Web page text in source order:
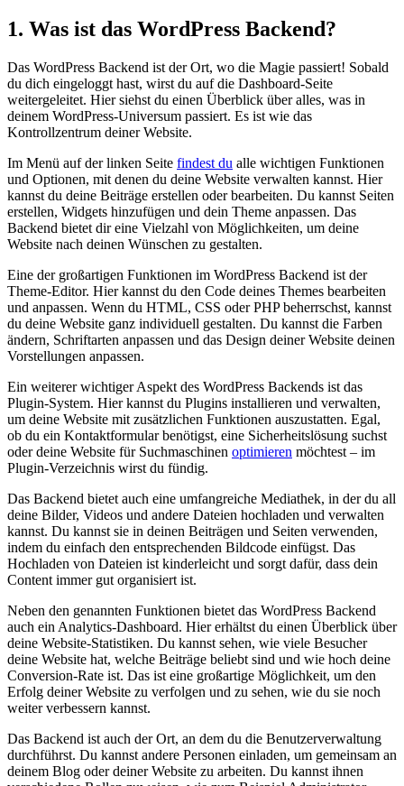
1. Was ist das WordPress Backend?
Das WordPress Backend ist der Ort, wo die Magie passiert! Sobald
du dich eingeloggt hast, wirst du auf die Dashboard-Seite
weitergeleitet. Hier siehst du einen Überblick über alles, was in
deinem WordPress-Universum passiert. Es ist wie das
Kontrollzentrum deiner Website.
Im Menü auf der linken Seite findest du alle wichtigen Funktionen
und Optionen, mit denen du deine Website verwalten kannst. Hier
kannst du deine Beiträge erstellen oder bearbeiten. Du kannst Seiten
erstellen, Widgets hinzufügen und dein Theme anpassen. Das
Backend bietet dir eine Vielzahl von Möglichkeiten, um deine
Website nach deinen Wünschen zu gestalten.
Eine der großartigen Funktionen im WordPress Backend ist der
Theme-Editor. Hier kannst du den Code deines Themes bearbeiten
und anpassen. Wenn du HTML, CSS oder PHP beherrschst, kannst
du deine Website ganz individuell gestalten. Du kannst die Farben
ändern, Schriftarten anpassen und das Design deiner Website deinen
Vorstellungen anpassen.
Ein weiterer wichtiger Aspekt des WordPress Backends ist das
Plugin-System. Hier kannst du Plugins installieren und verwalten,
um deine Website mit zusätzlichen Funktionen auszustatten. Egal,
ob du ein Kontaktformular benötigst, eine Sicherheitslösung suchst
oder deine Website für Suchmaschinen optimieren möchtest – im
Plugin-Verzeichnis wirst du fündig.
Das Backend bietet auch eine umfangreiche Mediathek, in der du all
deine Bilder, Videos und andere Dateien hochladen und verwalten
kannst. Du kannst sie in deinen Beiträgen und Seiten verwenden,
indem du einfach den entsprechenden Bildcode einfügst. Das
Hochladen von Dateien ist kinderleicht und sorgt dafür, dass dein
Content immer gut organisiert ist.
Neben den genannten Funktionen bietet das WordPress Backend
auch ein Analytics-Dashboard. Hier erhältst du einen Überblick über
deine Website-Statistiken. Du kannst sehen, wie viele Besucher
deine Website hat, welche Beiträge beliebt sind und wie hoch deine
Conversion-Rate ist. Das ist eine großartige Möglichkeit, um den
Erfolg deiner Website zu verfolgen und zu sehen, wie du sie noch
weiter verbessern kannst.
Das Backend ist auch der Ort, an dem du die Benutzerverwaltung
durchführst. Du kannst andere Personen einladen, um gemeinsam an
deinem Blog oder deiner Website zu arbeiten. Du kannst ihnen